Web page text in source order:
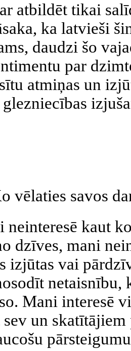
atbildēt tikai
ka latvieši
daudzi šo
par
atmiņas un
vēlaties savos
neinteresē kaut
dzīves, mani
izjūtas vai
netaisnību,
Mani interesē
un